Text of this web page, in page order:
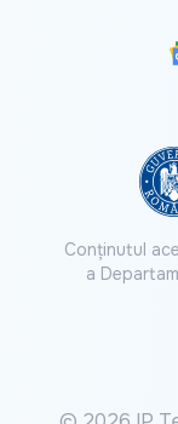
Conținutul
a